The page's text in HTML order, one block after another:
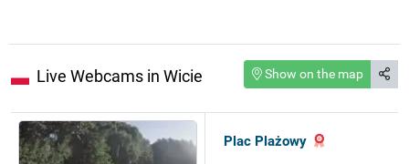
Live Webcams in Wicie Show on the map
Plac Plażowy